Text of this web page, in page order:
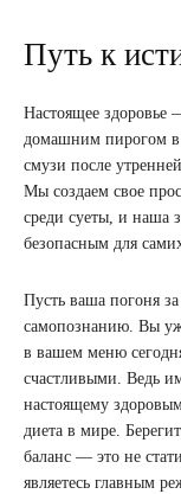
Путь к
Настоящее здоровье
домашним пирогом в
смузи после
Мы создаем свое
среди суеты, и наша
безопасным для
Пусть ваша погоня
самопознанию. Вы
в вашем меню
счастливыми. Ведь
настоящему
диета в мире.
баланс — это не
являетесь главным